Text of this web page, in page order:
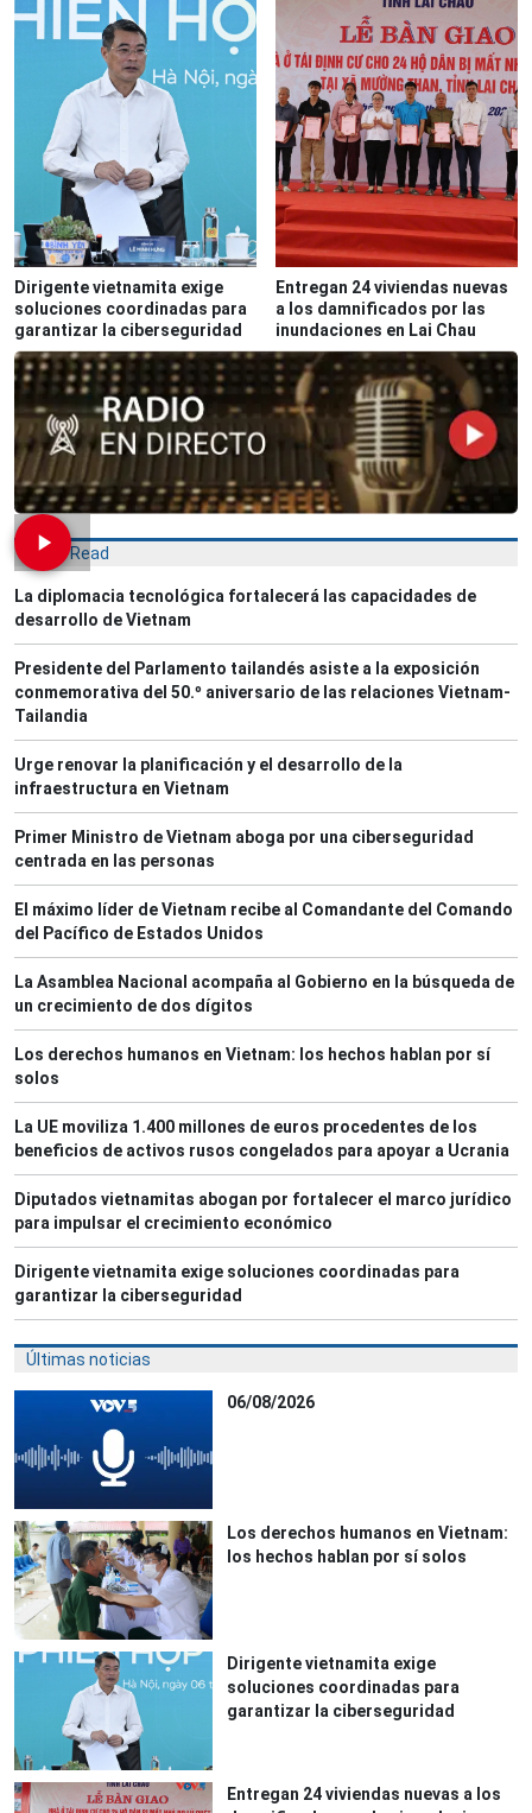
Dirigente vietnamita exige
soluciones coordinadas para
garantizar la ciberseguridad
Entregan 24 viviendas nuevas
a los damnificados por las
inundaciones en Lai Chau
Most Read
La diplomacia tecnológica fortalecerá las capacidades de
desarrollo de Vietnam
Presidente del Parlamento tailandés asiste a la exposición
conmemorativa del 50.º aniversario de las relaciones Vietnam-
Tailandia
Urge renovar la planificación y el desarrollo de la
infraestructura en Vietnam
Primer Ministro de Vietnam aboga por una ciberseguridad
centrada en las personas
El máximo líder de Vietnam recibe al Comandante del Comando
del Pacífico de Estados Unidos
La Asamblea Nacional acompaña al Gobierno en la búsqueda de
un crecimiento de dos dígitos
Los derechos humanos en Vietnam: los hechos hablan por sí
solos
La UE moviliza 1.400 millones de euros procedentes de los
beneficios de activos rusos congelados para apoyar a Ucrania
Diputados vietnamitas abogan por fortalecer el marco jurídico
para impulsar el crecimiento económico
Dirigente vietnamita exige soluciones coordinadas para
garantizar la ciberseguridad
Últimas noticias
06/08/2026
Los derechos humanos en Vietnam:
los hechos hablan por sí solos
Dirigente vietnamita exige
soluciones coordinadas para
garantizar la ciberseguridad
Entregan 24 viviendas nuevas a los